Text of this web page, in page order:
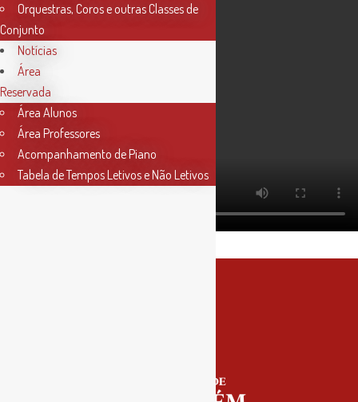
Orquestras, Coros e outras Classes de
Conjunto
Notícias
Área
Reservada
Área Alunos
Área Professores
Acompanhamento de Piano
Tabela de Tempos Letivos e Não Letivos